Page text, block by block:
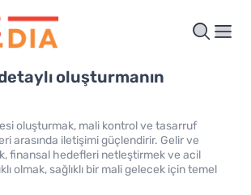
oluşturmanın
oluşturmak, mali kontrol ve tasarruf
arasında iletişimi güçlendirir. Gelir ve
finansal hedefleri netleştirmek ve acil
olmak, sağlıklı bir mali gelecek için temel